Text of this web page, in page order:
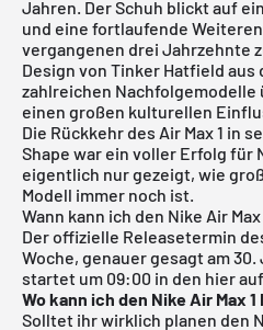
Jahren. Der Schuh blickt auf
und eine fortlaufende
vergangenen drei Jahrzehnte
Design von Tinker Hatfield aus
zahlreichen
einen großen kulturellen
Die Rückkehr des Air Max1 in
Shape war ein voller Erfolg für
eigentlich nur gezeigt, wie
Modell immer noch ist.
Wann kann ich den Nike Air
Der offizielle Releasetermin
Woche, genauer gesagt am 30.
startet um 09:00 in den hier
Wo kann ich den Nike Air Max
Solltet ihr wirklich planen den